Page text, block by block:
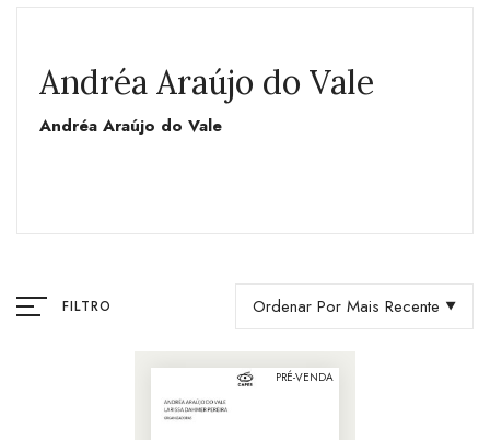
Andréa Araújo do Vale
Andréa Araújo do Vale
FILTRO Ordenar Por Mais Recente
PRÉ-VENDA